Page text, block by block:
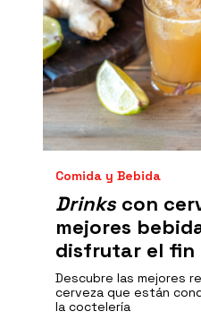
Comida y Bebida
Drinkscon
mejores
disfrutar el fin
Descubre las mejores
cerveza que están
la coctelería